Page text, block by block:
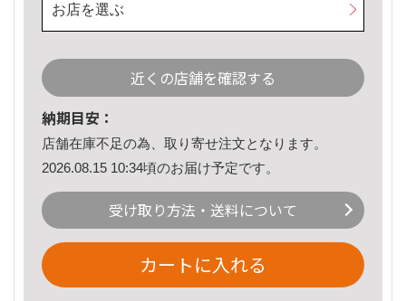
お店を選ぶ
近くの店舗を確認する
納期目安：
店舗在庫不足の為、取り寄せ注文となります。
2026.08.15 10:34頃のお届け予定です。
受け取り方法・送料について
カートに入れる